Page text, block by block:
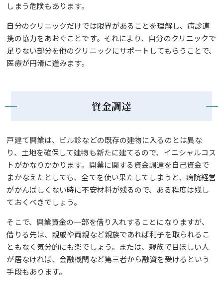
しまう危険もあります。
自分のクリニックだけでは限界があることを理解し、病診連
携の協力をあおぐことです。それにより、自分のクリニックで
足りない部分を他のクリニックにサポートしてもらうことで、
医療が円滑に進みます。
資金調達
戸建て開業は、ビル診などの既存の建物に入るのとは異な
り、土地を確保して建物も新たに建てるので、イニシャルコス
トがかなりかかります。開業に関する資金調達を自己資金で
まかなえたとしても、全てを使い果たしてしまうと、病院経営
がかんばしくない時に不安材料が残るので、ある程度は残し
ておくべきでしょう。
そこで、開業資金の一部を借り入れすることになりますが、
借りる先は、親戚や両親など親族であれば利子を取られるこ
ともなく気分的にも楽でしょう。または、親族で目ぼしい人
が居なければ、金融機関など第三者から融資を受けるという
手段もあります。